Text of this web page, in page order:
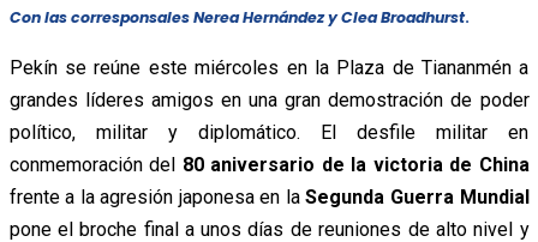
Con las corresponsales Nerea Hernández y Clea Broadhurst.
Pekín se reúne este miércoles en la Plaza de Tiananmén a
grandes líderes amigos en una gran demostración de poder
político, militar y diplomático. El desfile militar en
conmemoración del 80 aniversario de la victoria de China
frente a la agresión japonesa en laSegunda Guerra Mundial
pone el broche final a unos días de reuniones de alto nivel y